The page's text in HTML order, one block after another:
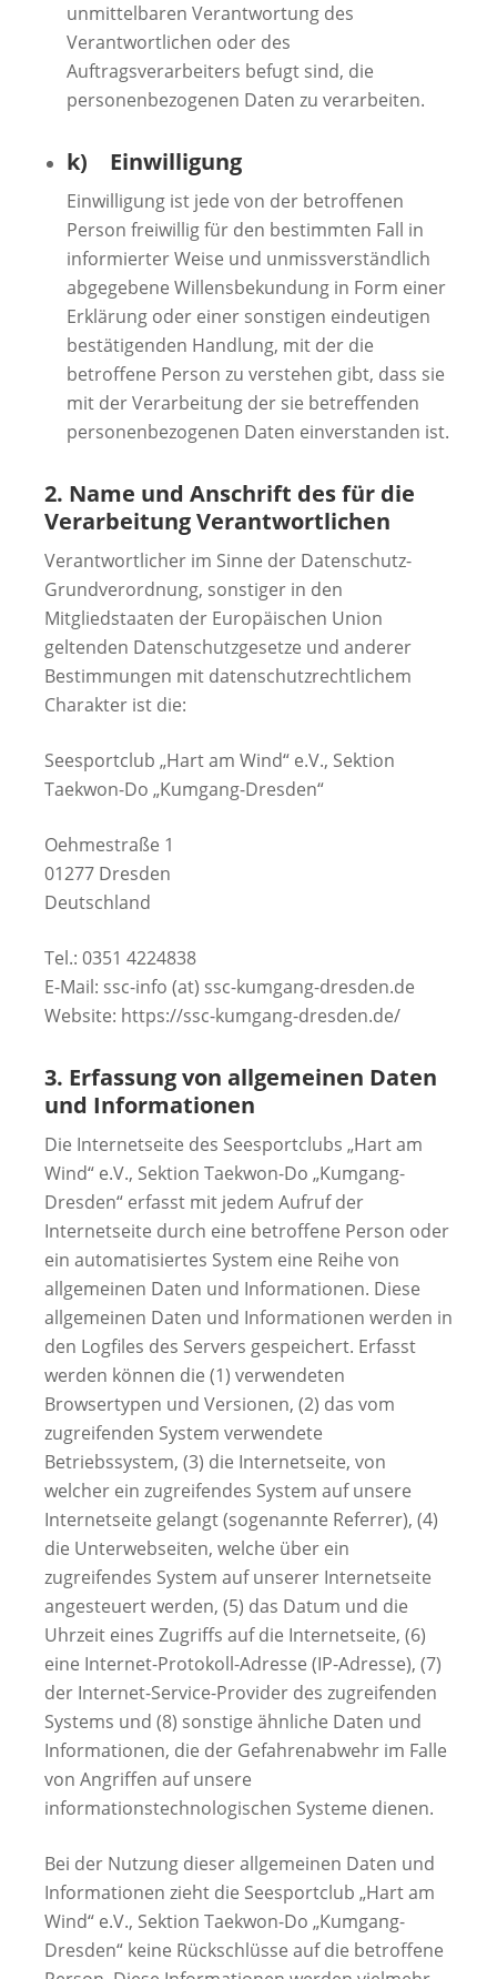
unmittelbaren Verantwortung des
Verantwortlichen oder des
Auftragsverarbeiters befugt sind, die
personenbezogenen Daten zu verarbeiten.
k) Einwilligung
Einwilligung ist jede von der betroffenen
Person freiwillig für den bestimmten Fall in
informierter Weise und unmissverständlich
abgegebene Willensbekundung in Form einer
Erklärung oder einer sonstigen eindeutigen
bestätigenden Handlung, mit der die
betroffene Person zu verstehen gibt, dass sie
mit der Verarbeitung der sie betreffenden
personenbezogenen Daten einverstanden ist.
2. Name und Anschrift des für die
Verarbeitung Verantwortlichen
Verantwortlicher im Sinne der Datenschutz-
Grundverordnung, sonstiger in den
Mitgliedstaaten der Europäischen Union
geltenden Datenschutzgesetze und anderer
Bestimmungen mit datenschutzrechtlichem
Charakter ist die:
Seesportclub „Hart am Wind“ e.V., Sektion
Taekwon-Do „Kumgang-Dresden“
Oehmestraße 1
01277 Dresden
Deutschland
Tel.: 0351 4224838
E-Mail: ssc-info (at) ssc-kumgang-dresden.de
Website: https://ssc-kumgang-dresden.de/
3. Erfassung von allgemeinen Daten
und Informationen
Die Internetseite des Seesportclubs „Hart am
Wind“ e.V., Sektion Taekwon-Do „Kumgang-
Dresden“ erfasst mit jedem Aufruf der
Internetseite durch eine betroffene Person oder
ein automatisiertes System eine Reihe von
allgemeinen Daten und Informationen. Diese
allgemeinen Daten und Informationen werden in
den Logfiles des Servers gespeichert. Erfasst
werden können die (1) verwendeten
Browsertypen und Versionen, (2) das vom
zugreifenden System verwendete
Betriebssystem, (3) die Internetseite, von
welcher ein zugreifendes System auf unsere
Internetseite gelangt (sogenannte Referrer), (4)
die Unterwebseiten, welche über ein
zugreifendes System auf unserer Internetseite
angesteuert werden, (5) das Datum und die
Uhrzeit eines Zugriffs auf die Internetseite, (6)
eine Internet-Protokoll-Adresse (IP-Adresse), (7)
der Internet-Service-Provider des zugreifenden
Systems und (8) sonstige ähnliche Daten und
Informationen, die der Gefahrenabwehr im Falle
von Angriffen auf unsere
informationstechnologischen Systeme dienen.
Bei der Nutzung dieser allgemeinen Daten und
Informationen zieht die Seesportclub „Hart am
Wind“ e.V., Sektion Taekwon-Do „Kumgang-
Dresden“ keine Rückschlüsse auf die betroffene